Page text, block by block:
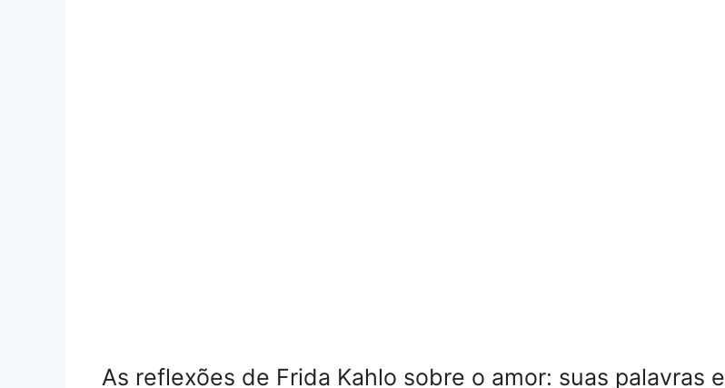
As reflexões de Frida Kahlo sobre o amor: suas palavras e